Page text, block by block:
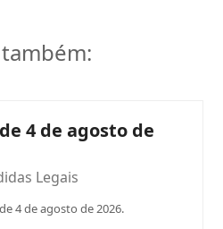
4 de agosto de
Legais
4 de agosto de 2026.